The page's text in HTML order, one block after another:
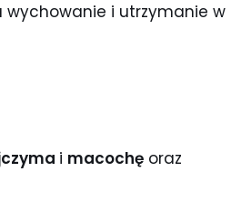
wychowanie i utrzymanie w
i macochęoraz